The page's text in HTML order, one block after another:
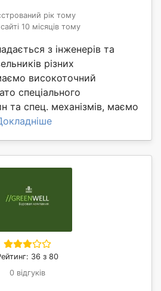
рік тому
10 місяців тому
з інженерів та
різних
високоточний
спеціального
та спец. механізмів, маємо
36 з 80
0 відгуків